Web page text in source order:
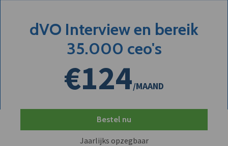
dVO Interview en bereik
35.000 ceo's
€124/MAAND
Bestel nu
Jaarlijks opzegbaar